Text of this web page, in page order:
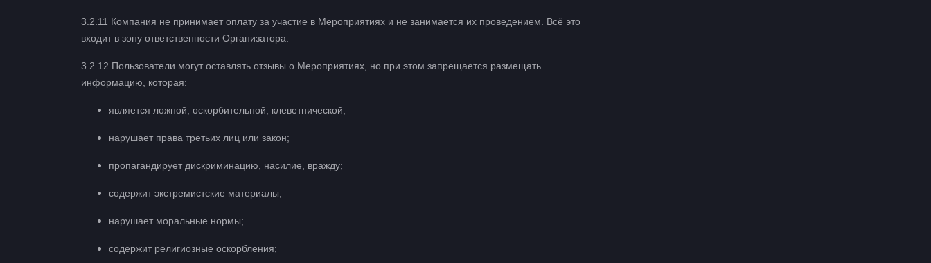
3.2.11 Компания не принимает оплату за участие в Мероприятиях и не занимается их проведением. Всё это
входит в зону ответственности Организатора.
3.2.12 Пользователи могут оставлять отзывы о Мероприятиях, но при этом запрещается размещать
информацию, которая:
является ложной, оскорбительной, клеветнической;
нарушает права третьих лиц или закон;
пропагандирует дискриминацию, насилие, вражду;
содержит экстремистские материалы;
нарушает моральные нормы;
содержит религиозные оскорбления;